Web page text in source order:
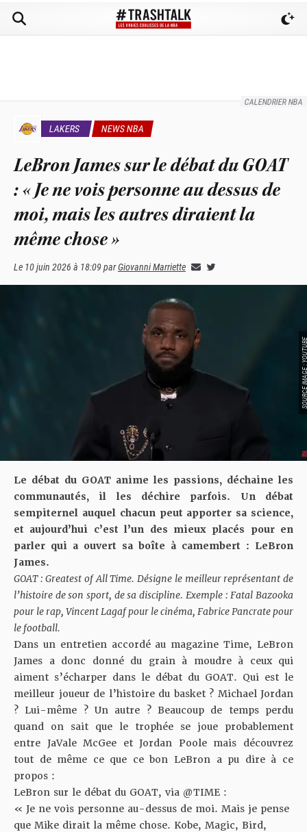
CALENDRIER NBA
LAKERS NEWS NBA
LeBron James sur le débat du GOAT
: « Je ne vois personne au dessus de
moi, mais les autres diraient la
même chose »
Le 10 juin 2026 à 18:09parGiovanni Marriette
SOURCE
Le débat du GOAT anime les passions, déchaine les
communautés, il les déchire parfois. Un débat
sempiternel auquel chacun peut apporter sa science,
et aujourd’hui c’est l’un des mieux placés pour en
parler qui a ouvert sa boîte à camembert : LeBron
James.
GOAT : Greatest of All Time. Désigne le meilleur représentant de
l’histoire de son sport, de sa discipline. Exemple : Fatal Bazooka
pour le rap, Vincent Lagaf pour le cinéma, Fabrice Pancrate pour
le football.
Dans un entretien accordé au magazine Time, LeBron
James a donc donné du grain à moudre à ceux qui
aiment s’écharper dans le débat du GOAT. Qui est le
meilleur joueur de l’histoire du basket ? Michael Jordan
? Lui-même ? Un autre ? Beaucoup de temps perdu
quand on sait que le trophée se joue probablement
entre JaVale McGee et Jordan Poole mais découvrez
tout de même ce que ce bon LeBron a pu dire à ce
propos :
LeBron sur le débat du GOAT, via @TIME :
« Je ne vois personne au-dessus de moi. Mais je pense
que Mike dirait la même chose. Kobe, Magic, Bird,